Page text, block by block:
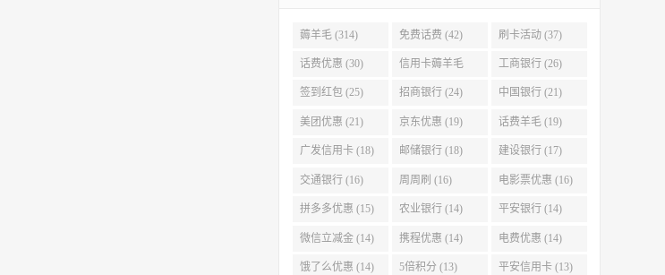
薅羊毛 (314) 免费话费 (42) 刷卡活动 (37)
话费优惠 (30) 信用卡薅羊毛
(29)
工商银行 (26)
签到红包 (25) 招商银行 (24) 中国银行 (21)
美团优惠 (21) 京东优惠 (19) 话费羊毛 (19)
广发信用卡 (18) 邮储银行 (18) 建设银行 (17)
交通银行 (16) 周周刷 (16) 电影票优惠 (16)
拼多多优惠 (15) 农业银行 (14) 平安银行 (14)
微信立减金 (14) 携程优惠 (14) 电费优惠 (14)
饿了么优惠 (14) 5倍积分 (13) 平安信用卡 (13)